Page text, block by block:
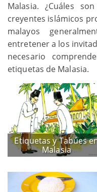
Malasia. ¿Cuáles
creyentes islámicos
malayos
entretener a los
necesario
etiquetas de Malasia.
Etiquetas y Tabúes
Malasia